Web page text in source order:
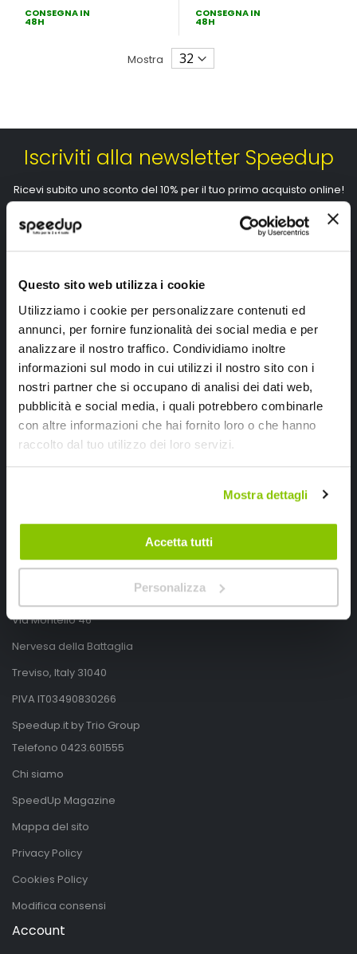
Questo sito web utilizza i cookie
Utilizziamo i cookie per personalizzare contenuti ed
annunci, per fornire funzionalità dei social media e per
analizzare il nostro traffico. Condividiamo inoltre
informazioni sul modo in cui utilizzi il nostro sito con i
nostri partner che si occupano di analisi dei dati web,
pubblicità e social media, i quali potrebbero combinarle
con altre informazioni che hai fornito loro o che hanno
raccolto dal tuo utilizzo dei loro servizi.
Mostra dettagli
Accetta tutti
Personalizza
CONSEGNA IN
48H
CONSEGNA IN
48H
Mostra
Iscriviti alla newsletter Speedup
Ricevi subito uno sconto del 10% per il tuo primo acquisto online!
Ho letto e accettato il documentoprivacy policy
Iscrivimi
Segui SPEEDUP.IT
Via Montello 46
Nervesa della Battaglia
Treviso, Italy 31040
PIVA IT03490830266
Speedup.it by Trio Group
Telefono 0423.601555
Chi siamo
SpeedUp Magazine
Mappa del sito
Privacy Policy
Cookies Policy
Modifica consensi
Account